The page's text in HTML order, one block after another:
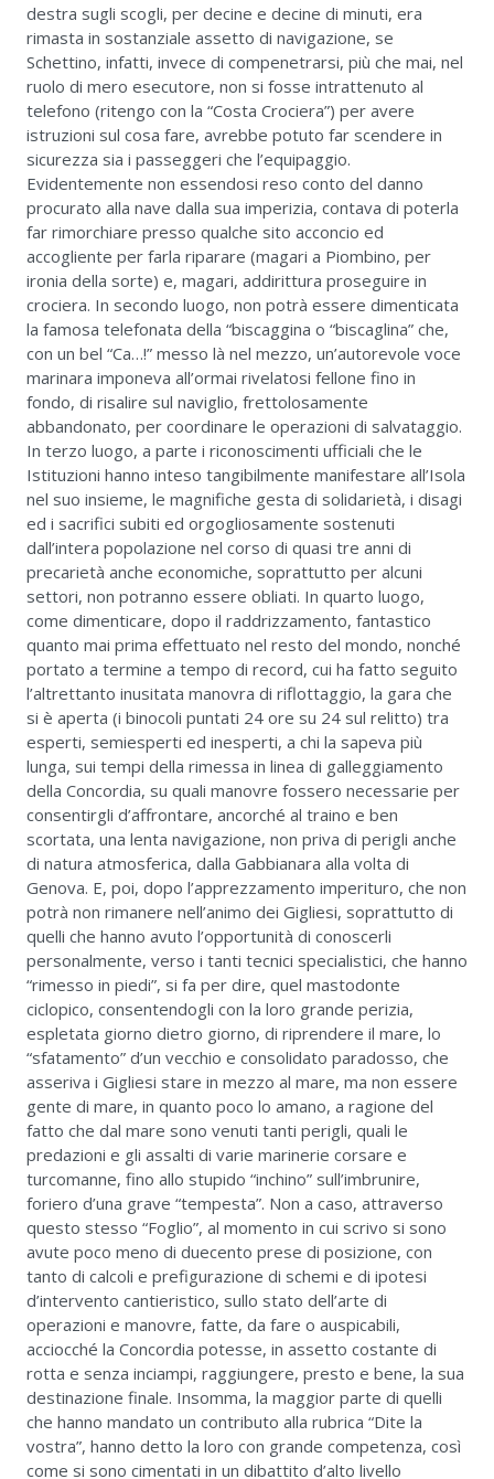
destra sugli scogli, per decine e decine di minuti, era
rimasta in sostanziale assetto di navigazione, se
Schettino, infatti, invece di compenetrarsi, più che mai, nel
ruolo di mero esecutore, non si fosse intrattenuto al
telefono (ritengo con la “Costa Crociera”) per avere
istruzioni sul cosa fare, avrebbe potuto far scendere in
sicurezza sia i passeggeri che l’equipaggio.
Evidentemente non essendosi reso conto del danno
procurato alla nave dalla sua imperizia, contava di poterla
far rimorchiare presso qualche sito acconcio ed
accogliente per farla riparare (magari a Piombino, per
ironia della sorte) e, magari, addirittura proseguire in
crociera. In secondo luogo, non potrà essere dimenticata
la famosa telefonata della “biscaggina o “biscaglina” che,
con un bel “Ca…!” messo là nel mezzo, un’autorevole voce
marinara imponeva all’ormai rivelatosi fellone fino in
fondo, di risalire sul naviglio, frettolosamente
abbandonato, per coordinare le operazioni di salvataggio.
In terzo luogo, a parte i riconoscimenti ufficiali che le
Istituzioni hanno inteso tangibilmente manifestare all’Isola
nel suo insieme, le magnifiche gesta di solidarietà, i disagi
ed i sacrifici subiti ed orgogliosamente sostenuti
dall’intera popolazione nel corso di quasi tre anni di
precarietà anche economiche, soprattutto per alcuni
settori, non potranno essere obliati. In quarto luogo,
come dimenticare, dopo il raddrizzamento, fantastico
quanto mai prima effettuato nel resto del mondo, nonché
portato a termine a tempo di record, cui ha fatto seguito
l’altrettanto inusitata manovra di riflottaggio, la gara che
si è aperta (i binocoli puntati 24 ore su 24 sul relitto) tra
esperti, semiesperti ed inesperti, a chi la sapeva più
lunga, sui tempi della rimessa in linea di galleggiamento
della Concordia, su quali manovre fossero necessarie per
consentirgli d’affrontare, ancorché al traino e ben
scortata, una lenta navigazione, non priva di perigli anche
di natura atmosferica, dalla Gabbianara alla volta di
Genova. E, poi, dopo l’apprezzamento imperituro, che non
potrà non rimanere nell’animo dei Gigliesi, soprattutto di
quelli che hanno avuto l’opportunità di conoscerli
personalmente, verso i tanti tecnici specialistici, che hanno
“rimesso in piedi”, si fa per dire, quel mastodonte
ciclopico, consentendogli con la loro grande perizia,
espletata giorno dietro giorno, di riprendere il mare, lo
“sfatamento” d’un vecchio e consolidato paradosso, che
asseriva i Gigliesi stare in mezzo al mare, ma non essere
gente di mare, in quanto poco lo amano, a ragione del
fatto che dal mare sono venuti tanti perigli, quali le
predazioni e gli assalti di varie marinerie corsare e
turcomanne, fino allo stupido “inchino” sull’imbrunire,
foriero d’una grave “tempesta”. Non a caso, attraverso
questo stesso “Foglio”, al momento in cui scrivo si sono
avute poco meno di duecento prese di posizione, con
tanto di calcoli e prefigurazione di schemi e di ipotesi
d’intervento cantieristico, sullo stato dell’arte di
operazioni e manovre, fatte, da fare o auspicabili,
acciocché la Concordia potesse, in assetto costante di
rotta e senza inciampi, raggiungere, presto e bene, la sua
destinazione finale. Insomma, la maggior parte di quelli
che hanno mandato un contributo alla rubrica “Dite la
vostra”, hanno detto la loro con grande competenza, così
come si sono cimentati in un dibattito d’alto livello